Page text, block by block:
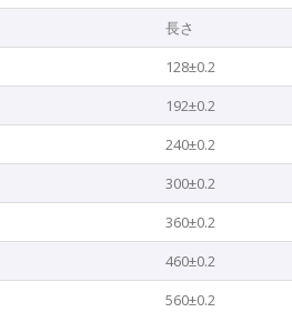
長さ
128±0.2
192±0.2
240±0.2
300±0.2
360±0.2
460±0.2
560±0.2